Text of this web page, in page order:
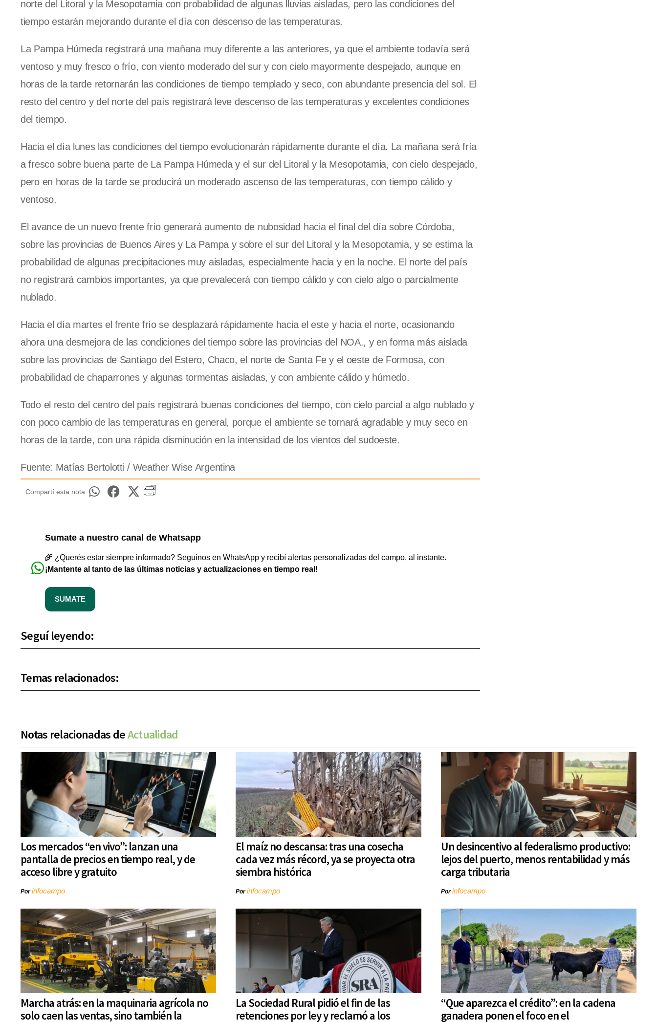
norte del Litoral y la Mesopotamiacon probabilidad de algunas lluvias aisladas, pero las condiciones del
tiempo estarán mejorando durante el día con descenso de las temperaturas.
La Pampa Húmedaregistrará una mañana muy diferente a las anteriores, ya que el ambiente todavía será
ventoso y muy fresco o frío, con viento moderado del sur y con cielo mayormente despejado, aunque en
horas de la tarde retornarán las condiciones de tiempo templado y seco, con abundante presencia del sol. El
resto del centro y del norte del país registrará leve descenso de las temperaturas y excelentes condiciones
del tiempo.
Hacia el día lunes las condiciones del tiempo evolucionarán rápidamente durante el día. La mañana será fría
a fresco sobre buena parte de La Pampa Húmeday el sur del Litoral y la Mesopotamia, con cielo despejado,
pero en horas de la tarde se producirá un moderado ascenso de las temperaturas, con tiempo cálido y
ventoso.
El avance de un nuevo frente frío generará aumento de nubosidad hacia el final del día sobre Córdoba,
sobre las provincias de Buenos Aires y La Pampay sobre el sur del Litoral y la Mesopotamia, y se estima la
probabilidad de algunas precipitaciones muy aisladas, especialmente hacia y en la noche. El norte del país
no registrará cambios importantes, ya que prevalecerá con tiempo cálido y con cielo algo o parcialmente
nublado.
Hacia el día martes el frente frío se desplazará rápidamente hacia el este y hacia el norte, ocasionando
ahora una desmejora de las condiciones del tiempo sobre las provincias del NOA., y en forma más aislada
sobre las provincias de Santiago del Estero, Chaco, el norte de Santa Fe y el oeste de Formosa, con
probabilidad de chaparrones y algunas tormentas aisladas, y con ambiente cálido y húmedo.
Todo el resto del centro del país registrará buenas condiciones del tiempo, con cielo parcial a algo nublado y
con poco cambio de las temperaturas en general, porque el ambiente se tornará agradable y muy seco en
horas de la tarde, con una rápida disminución en la intensidad de los vientos del sudoeste.
Fuente: Matías Bertolotti / Weather Wise Argentina
Compartí esta nota
Sumate a nuestro canal de Whatsapp
🌾 ¿Querés estar siempre informado? Seguinos en WhatsApp y recibí alertas personalizadas del campo, al instante.
¡Mantente al tanto de las últimas noticias y actualizaciones en tiempo real!
SUMATE
Seguí leyendo:
Temas relacionados:
Notas relacionadas deActualidad
Los mercados “en vivo”: lanzan una
pantalla de precios en tiempo real, y de
acceso libre y gratuito
Porinfocampo
El maíz no descansa: tras una cosecha
cada vez más récord, ya se proyecta otra
siembra histórica
Porinfocampo
Un desincentivo al federalismo productivo:
lejos del puerto, menos rentabilidad y más
carga tributaria
Porinfocampo
Marcha atrás: en la maquinaria agrícola no
solo caen las ventas, sino también la
La Sociedad Rural pidió el fin de las
retenciones por ley y reclamó a los
“Que aparezca el crédito”: en la cadena
ganadera ponen el foco en el